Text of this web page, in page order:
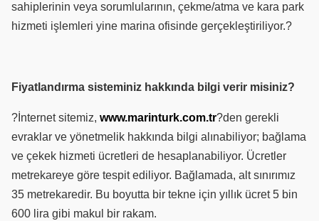
sahiplerinin veya sorumlularının, çekme/atma ve kara park
hizmeti işlemleri yine marina ofisinde gerçekleştiriliyor.?
Fiyatlandırma sisteminiz hakkında bilgi verir misiniz?
?İnternet sitemiz, www.marinturk.com.tr?den gerekli
evraklar ve yönetmelik hakkında bilgi alınabiliyor; bağlama
ve çekek hizmeti ücretleri de hesaplanabiliyor. Ücretler
metrekareye göre tespit ediliyor. Bağlamada, alt sınırımız
35 metrekaredir. Bu boyutta bir tekne için yıllık ücret 5 bin
600 lira gibi makul bir rakam.